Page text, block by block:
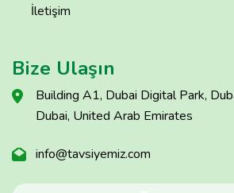
İletişim
Bize Ulaşın
Building A1, Dubai Digital Park,
Dubai, United Arab Emirates
info@tavsiyemiz.com